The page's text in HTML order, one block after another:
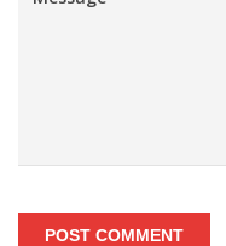
POST COMMENT